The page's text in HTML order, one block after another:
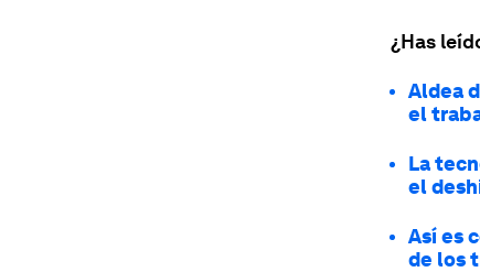
¿Has
Aldea
el
La
el
Así es
de los